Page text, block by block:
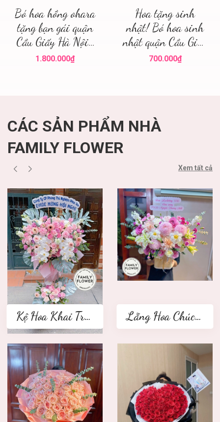
Bó hoa hồng ohara
tặng bạn gái quận
Cầu Giấy Hà Nội ,
điện hoa hà nội
1.800.000₫
Hoa tặng sinh
nhật! Bó hoa sinh
nhật quận Cầu Giấy
! Family flower hoa
700.000₫
CÁC SẢN PHẨM NHÀ
FAMILY FLOWER
Xem tất cả
Kệ Hoa Khai Trương 2 tầng Lẵng Hoa Chúc Mừng